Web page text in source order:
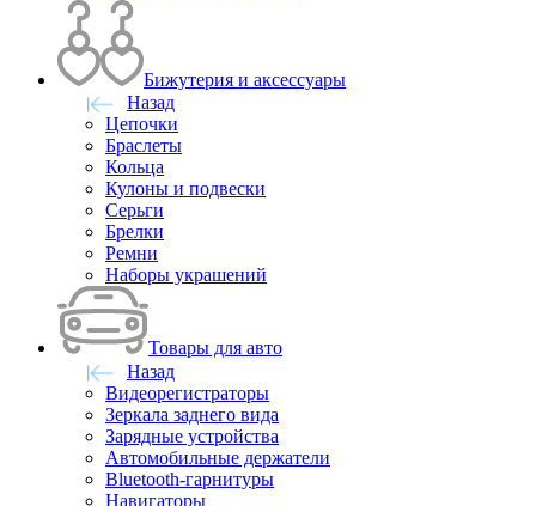
Бижутерия и аксессуары
Назад
Цепочки
Браслеты
Кольца
Кулоны и подвески
Серьги
Брелки
Ремни
Наборы украшений
Товары для авто
Назад
Видеорегистраторы
Зеркала заднего вида
Зарядные устройства
Автомобильные держатели
Bluetooth-гарнитуры
Навигаторы